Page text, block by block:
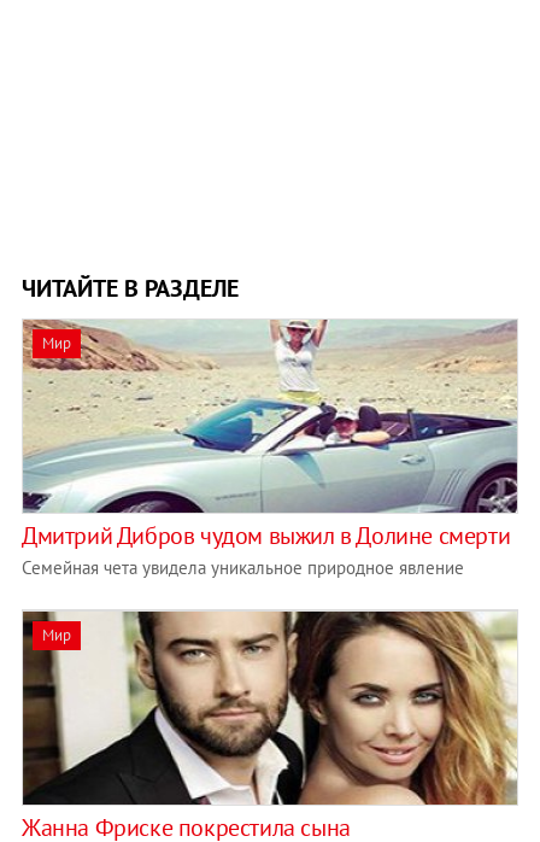
ЧИТАЙТЕ В РАЗДЕЛЕ
Мир
Дмитрий Дибров чудом выжил в Долине смерти
Семейная чета увидела уникальное природное явление
Мир
Жанна Фриске покрестила сына